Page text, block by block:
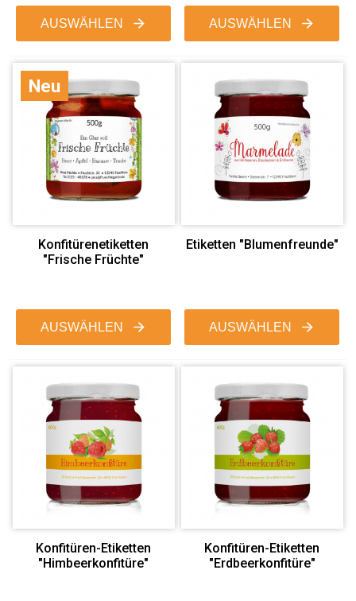
AUSWÄHLEN AUSWÄHLEN
Neu
Konfitürenetiketten
"Frische Früchte"
AUSWÄHLEN
Etiketten "Blumenfreunde"
AUSWÄHLEN
Konfitüren-Etiketten
"Himbeerkonfitüre"
Konfitüren-Etiketten
"Erdbeerkonfitüre"